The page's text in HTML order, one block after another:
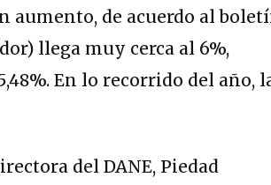
aumento, de acuerdo al
llega muy cerca al 6%,
En lo recorrido del año,
del DANE, Piedad